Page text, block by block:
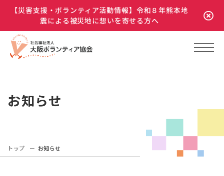
【災害支援・ボランティア活動情報】令和８年熊本地
震による被災地に想いを寄せる方へ
お知らせ
トップ お知らせ